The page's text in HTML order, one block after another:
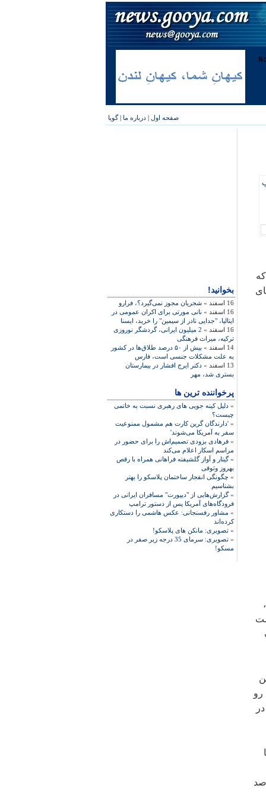
صفحه اول | درباره ما |گویا
بخوانید!
16 اسفند »
شجریان مجوز نمی‌گیرد؟، فرارو
16 اسفند »
نانی مورتی برای اکران عمومی در
ايتاليا، "جدايی نادر از سيمين" را خريد، ايسنا
16 اسفند »
2 میلیون ایرانی، گردشگر نوروزی
تركیه، میراث فرهنگی
14 اسفند »
بيش از ۵۰ درصد طلاق‌ها در کشور
به علت مشکلات جنسی است، فارس
13 اسفند »
دکتر ايرج افشار در بيمارستان
بستری شد، مهر
پرخواننده ترین ها
» دلیل کینه جویی های رهبری نسبت به خاتمی
چیست؟
» 'دارندگان گرین کارت هم مشمول ممنوعیت
سفر به آمریکا می‌شوند'
» فرهادی بزودی تصمیم‌اش را برای حضور در
مراسم اسکار اعلام می‌کند
»گیتار و آواز گلشیفته فراهانی همراه با رقص
بهروز وثوقی
» چگونگی انفجار ساختمان پلاسکو را بهتر
بشناسیم
»گزارش‌هایی از "دیپورت" مسافران ایرانی در
فرودگاه‌های آمریکا پس از دستور ترامپ
» مشاور رفسنجانی: عکس هاشمی را دستکاری
کرده‌اند
» تصویری: مانکن های پلاسکو!
»
تصویری: سرمای 35 درجه زیر صفر در
مسکو!
رو
ایرانی كه از تركیه دیدار كردند، 36 درصد